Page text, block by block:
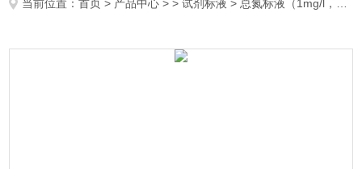
当前位置：首页 > 产品中心 > >试剂标液 > 总氮标液（1mg/l，1000mL）